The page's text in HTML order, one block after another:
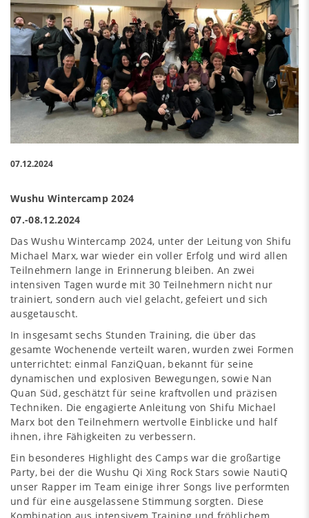
07.12.2024
Wushu Wintercamp 2024
07.-08.12.2024
Das Wushu Wintercamp 2024, unter der Leitung von Shifu
Michael Marx, war wieder ein voller Erfolg und wird allen
Teilnehmern lange in Erinnerung bleiben. An zwei
intensiven Tagen wurde mit 30 Teilnehmern nicht nur
trainiert, sondern auch viel gelacht, gefeiert und sich
ausgetauscht.
In insgesamt sechs Stunden Training, die über das
gesamte Wochenende verteilt waren, wurden zwei Formen
unterrichtet: einmal FanziQuan, bekannt für seine
dynamischen und explosiven Bewegungen, sowie Nan
Quan Süd, geschätzt für seine kraftvollen und präzisen
Techniken. Die engagierte Anleitung von Shifu Michael
Marx bot den Teilnehmern wertvolle Einblicke und half
ihnen, ihre Fähigkeiten zu verbessern.
Ein besonderes Highlight des Camps war die großartige
Party, bei der die Wushu Qi Xing Rock Stars sowie NautiQ
unser Rapper im Team einige ihrer Songs live performten
und für eine ausgelassene Stimmung sorgten. Diese